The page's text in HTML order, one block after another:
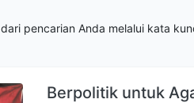
dari pencarian Anda melalui kata
Berpolitik untuk